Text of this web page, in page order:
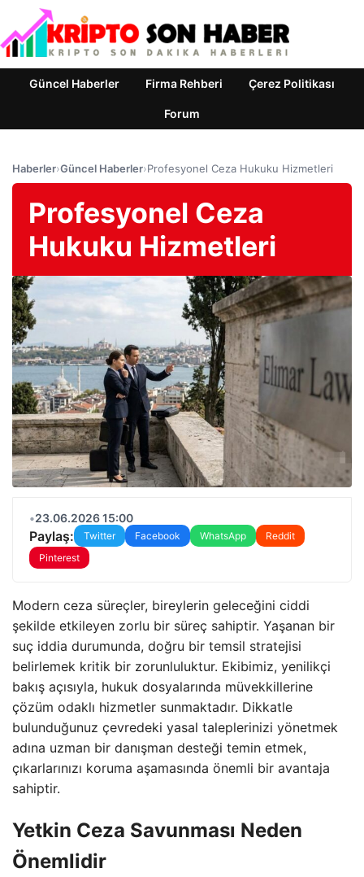
Güncel Haberler Firma Rehberi Çerez Politikası
Forum
Haberler›Güncel Haberler›Profesyonel Ceza Hukuku Hizmetleri
Profesyonel Ceza
Hukuku Hizmetleri
•23.06.2026 15:00
Paylaş: Twitter Facebook WhatsApp
Reddit
Pinterest
Modern ceza süreçler, bireylerin geleceğini ciddi
şekilde etkileyen zorlu bir süreç sahiptir. Yaşanan bir
suç iddia durumunda, doğru bir temsil stratejisi
belirlemek kritik bir zorunluluktur. Ekibimiz, yenilikçi
bakış açısıyla, hukuk dosyalarında müvekkillerine
çözüm odaklı hizmetler sunmaktadır. Dikkatle
bulunduğunuz çevredeki yasal taleplerinizi yönetmek
adına uzman bir danışman desteği temin etmek,
çıkarlarınızı koruma aşamasında önemli bir avantaja
sahiptir.
Yetkin Ceza Savunması Neden
Önemlidir